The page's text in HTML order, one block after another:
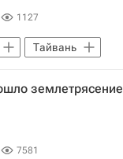
1127
Тайвань
землетрясение
7581